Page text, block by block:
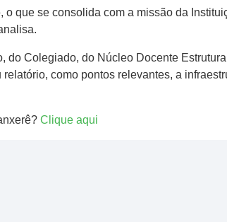
que se consolida com a missão da
do Colegiado, do Núcleo Docente
como pontos relevantes, a
Clique aqui